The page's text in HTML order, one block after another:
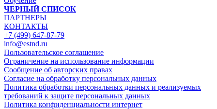
ЧЕРНЫЙ СПИСОК
ПАРТНЕРЫ
КОНТАКТЫ
+7 (499) 647-87-79
info@estnd.ru
Пользовательское соглашение
Ограничение на использование информации
Сообщение об авторских правах
Согласие на обработку персональных данных
Политика обработки персональных данных и реализуемых
требований к защите персональных данных
Политика конфиденциальности интернет